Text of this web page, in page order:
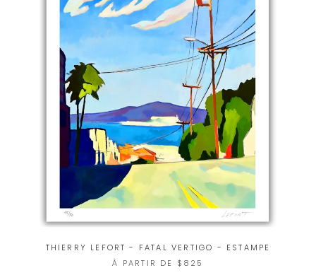
THIERRY LEFORT - FATAL VERTIGO - ESTAMPE
À PARTIR DE $825